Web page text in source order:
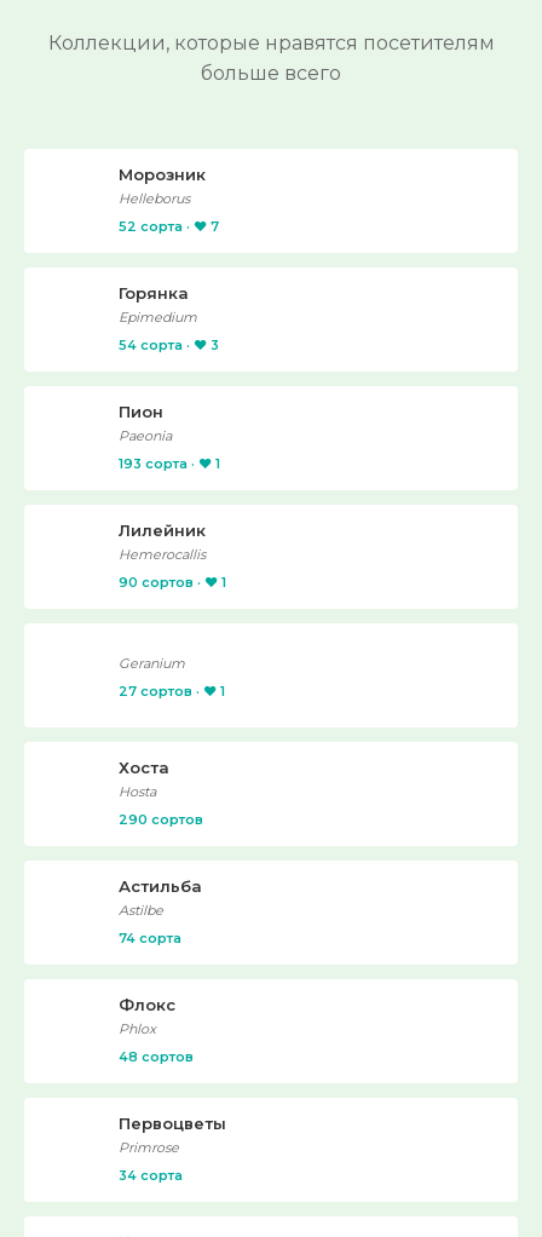
Коллекции, которые нравятся посетителям
больше всего
Морозник
Helleborus
52 сорта · ❤️ 7
Горянка
Epimedium
54 сорта · ❤️ 3
Пион
Paeonia
193 сорта · ❤️ 1
Лилейник
Hemerocallis
90 сортов · ❤️ 1
Geranium
27 сортов · ❤️ 1
Хоста
Hosta
290 сортов
Астильба
Astilbe
74 сорта
Флокс
Phlox
48 сортов
Первоцветы
Primrose
34 сорта